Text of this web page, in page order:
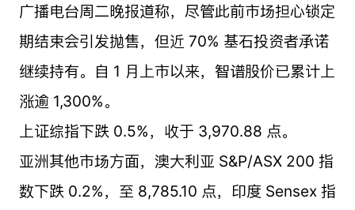
广播电台周二晚报道称，尽管此前市场担心锁定
期结束会引发抛售，但近 70% 基石投资者承诺
继续持有。自 1 月上市以来，智谱股价已累计上
涨逾 1,300%。
上证综指下跌 0.5%，收于 3,970.88 点。
亚洲其他市场方面，澳大利亚 S&P/ASX 200 指
数下跌 0.2%，至 8,785.10 点，印度 Sensex 指